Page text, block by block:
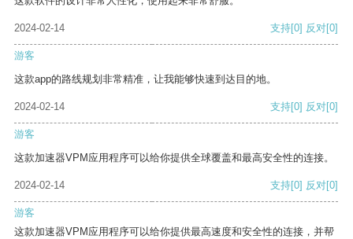
2024-02-14 支持[0] 反对[0]
游客
这款app的路线规划非常精准，让我能够快速到达目的地。
2024-02-14 支持[0] 反对[0]
游客
这款加速器VPM应用程序可以给你提供全球覆盖和最高安全性的连接。
2024-02-14 支持[0] 反对[0]
游客
这款加速器VPM应用程序可以给你提供最高速度和安全性的连接，并帮